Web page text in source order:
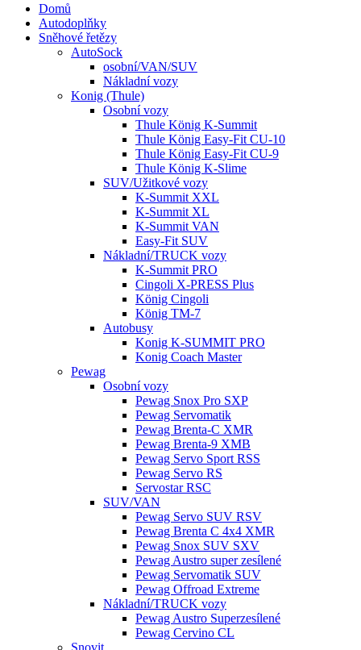
Domů
Autodoplňky
Sněhové řetězy
AutoSock
osobní/VAN/SUV
Nákladní vozy
Konig (Thule)
Osobní vozy
Thule König K-Summit
Thule König Easy-Fit CU-10
Thule König Easy-Fit CU-9
Thule König K-Slime
SUV/Užitkové vozy
K-Summit XXL
K-Summit XL
K-Summit VAN
Easy-Fit SUV
Nákladní/TRUCK vozy
K-Summit PRO
Cingoli X-PRESS Plus
König Cingoli
König TM-7
Autobusy
Konig K-SUMMIT PRO
Konig Coach Master
Pewag
Osobní vozy
Pewag Snox Pro SXP
Pewag Servomatik
Pewag Brenta-C XMR
Pewag Brenta-9 XMB
Pewag Servo Sport RSS
Pewag Servo RS
Servostar RSC
SUV/VAN
Pewag Servo SUV RSV
Pewag Brenta C 4x4 XMR
Pewag Snox SUV SXV
Pewag Austro super zesílené
Pewag Servomatik SUV
Pewag Offroad Extreme
Nákladní/TRUCK vozy
Pewag Austro Superzesílené
Pewag Cervino CL
Snovit